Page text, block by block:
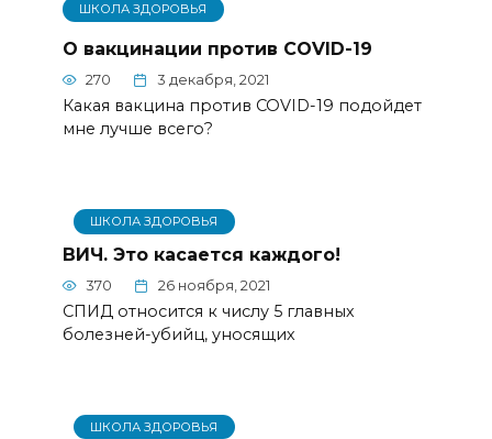
ШКОЛА ЗДОРОВЬЯ
О вакцинации против COVID-19
270 3 декабря, 2021
Какая вакцина против COVID-19 подойдет
мне лучше всего?
ШКОЛА ЗДОРОВЬЯ
ВИЧ. Это касается каждого!
370 26 ноября, 2021
СПИД относится к числу 5 главных
болезней-убийц, уносящих
ШКОЛА ЗДОРОВЬЯ